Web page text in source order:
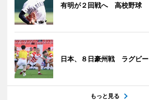
有明が２回戦へ 高校野球
日本、８日豪州戦 ラグビー
もっと見る